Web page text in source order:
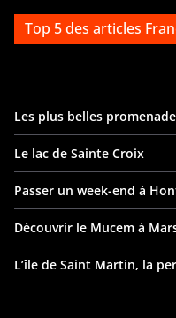
Top 5 des articles
Les plus belles
Le lac de Sainte Croix
Passer un week-end à
Découvrir le Mucem à
L’île de Saint Martin, la